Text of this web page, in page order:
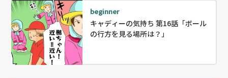
beginner
キャディーの気持ち 第16話「ボール
の行方を見る場所は？」